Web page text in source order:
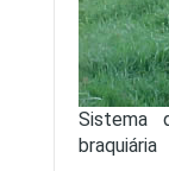
Sistema
braquiária